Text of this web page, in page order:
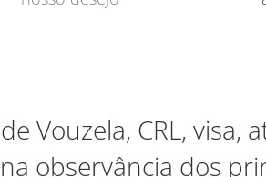
Vouzela, CRL, visa,
observância dos